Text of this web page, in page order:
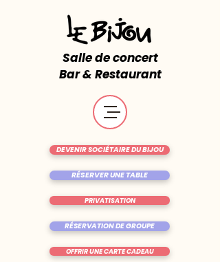
Salle de concert
Bar & Restaurant
RÉSERVER UNE TABLE
OFFRIR UNE CARTE CADEAU
DEVENIR SOCIÉTAIRE DU BIJOU
RÉSERVATION DE GROUPE
PRIVATISATION